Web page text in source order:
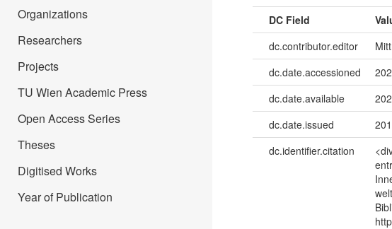
Organizations
Researchers
Projects
TU Wien Academic Press
Open Access Series
Theses
Digitised Works
Year of Publication
DC Field
dc.contributor.editor
dc.date.accessioned
dc.date.available
dc.date.issued
dc.identifier.citation